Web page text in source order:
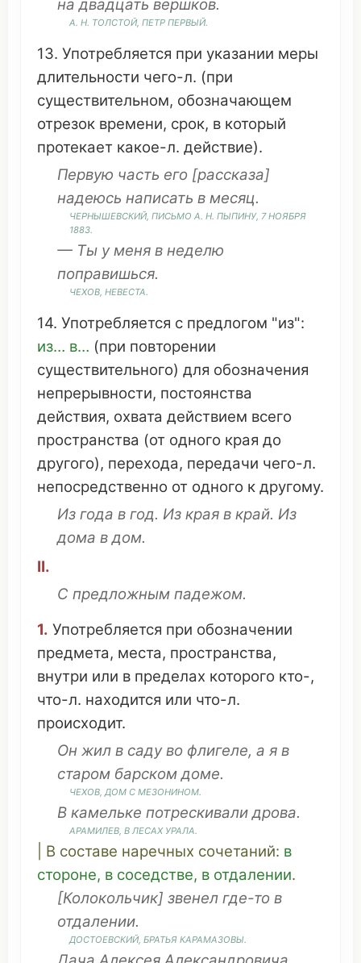
надвадцать вершков.
А. Н. ТОЛСТОЙ, ПЕТР ПЕРВЫЙ.
13. Употребляется при указании меры
длительности чего-л. (при
существительном, обозначающем
отрезок времени, срок, в который
протекает какое-л. действие).
Первую часть его [рассказа]
надеюсь написать в месяц.
ЧЕРНЫШЕВСКИЙ, ПИСЬМО А. Н. ПЫПИНУ, 7НОЯБРЯ
1883.
— Ты у меня в неделю
поправишься.
ЧЕХОВ, НЕВЕСТА.
14. Употребляется с предлогом "из":
из… в… (при повторении
существительного) для обозначения
непрерывности, постоянства
действия, охвата действием всего
пространства (от одного края до
другого), перехода, передачи чего-л.
непосредственно от одного к другому.
Из года в год. Из края в край. Из
дома вдом.
II.
С предложным падежом.
1. Употребляется при обозначении
предмета, места, пространства,
внутри или в пределах которого кто-,
что-л. находится или что-л.
происходит.
Он жил в садуво флигеле, а я в
старом барском доме.
ЧЕХОВ, ДОМ С МЕЗОНИНОМ.
В камельке потрескивали дрова.
АРАМИЛЕВ, В ЛЕСАХ УРАЛА.
| В составе наречных сочетаний: в
стороне, в соседстве, в отдалении.
[Колокольчик] звенел где-то в
отдалении.
ДОСТОЕВСКИЙ, БРАТЬЯ КАРАМАЗОВЫ.